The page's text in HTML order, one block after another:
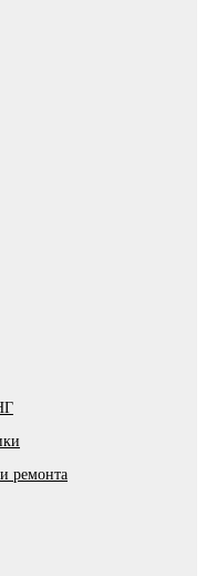
ремонта